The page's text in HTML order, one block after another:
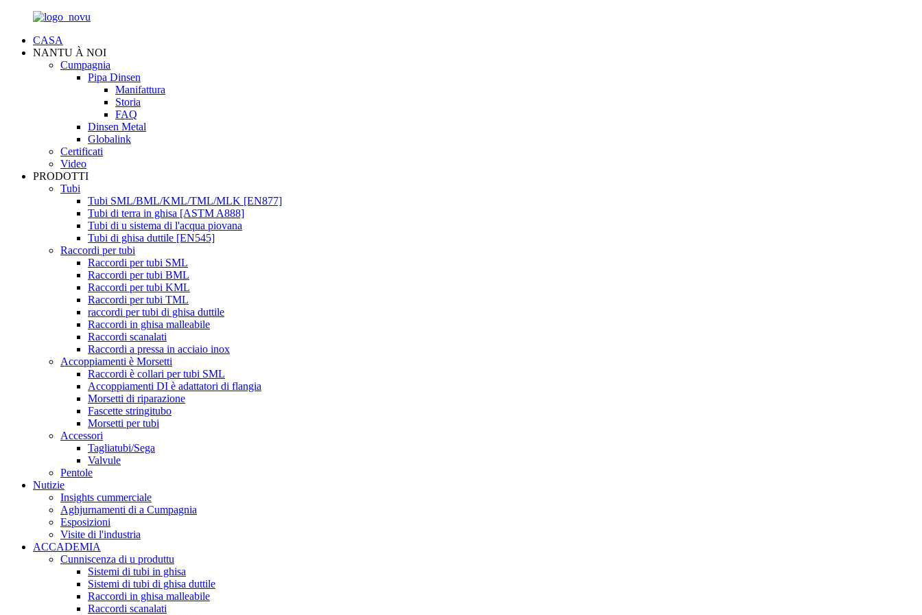
CASA
NANTU À NOI
Cumpagnia
Pipa Dinsen
Manifattura
Storia
FAQ
Dinsen Metal
Globalink
Certificati
Video
PRODOTTI
Tubi
Tubi SML/BML/KML/TML/MLK [EN877]
Tubi di terra in ghisa [ASTM A888]
Tubi di u sistema di l'acqua piovana
Tubi di ghisa duttile [EN545]
Raccordi per tubi
Raccordi per tubi SML
Raccordi per tubi BML
Raccordi per tubi KML
Raccordi per tubi TML
raccordi per tubi di ghisa duttile
Raccordi in ghisa malleabile
Raccordi scanalati
Raccordi a pressa in acciaio inox
Accoppiamenti è Morsetti
Raccordi è collari per tubi SML
Accoppiamenti DI è adattatori di flangia
Morsetti di riparazione
Fascette stringitubo
Morsetti per tubi
Accessori
Tagliatubi/Sega
Valvule
Pentole
Nutizie
Insights cummerciale
Aghjurnamenti di a Cumpagnia
Esposizioni
Visite di l'industria
ACCADEMIA
Cunniscenza di u produttu
Sistemi di tubi in ghisa
Sistemi di tubi di ghisa duttile
Raccordi in ghisa malleabile
Raccordi scanalati